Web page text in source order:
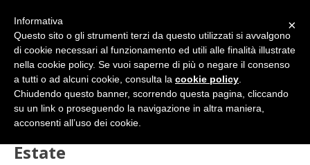
GALLERY Estate
Estate
×
Informativa
Questo sito o gli strumenti terzi da questo utilizzati si avvalgono
di cookie necessari al funzionamento ed utili alle finalità illustrate
nella cookie policy. Se vuoi saperne di più o negare il consenso
a tutti o ad alcuni cookie, consulta la cookie policy
Chiudendo questo banner, scorrendo questa pagina, cliccando
su un link o proseguendo la navigazione in altra maniera,
acconsenti all’uso dei cookie.